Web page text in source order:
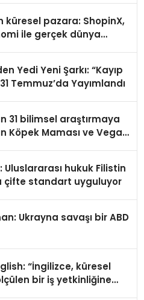
küresel pazara: ShopinX,
ile gerçek dünya
Yedi Yeni Şarkı: “Kayıp
Temmuz’da Yayımlandı
31 bilimsel araştırmaya
Köpek Maması ve Vegan
Uluslararası hukuk Filistin
çifte standart uyguluyor
Ukrayna savaşı bir ABD
“İngilizce, küresel
bir iş yetkinliğine